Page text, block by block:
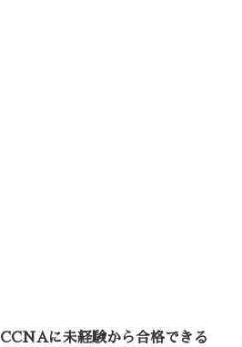
CCNAに未経験から合格できる